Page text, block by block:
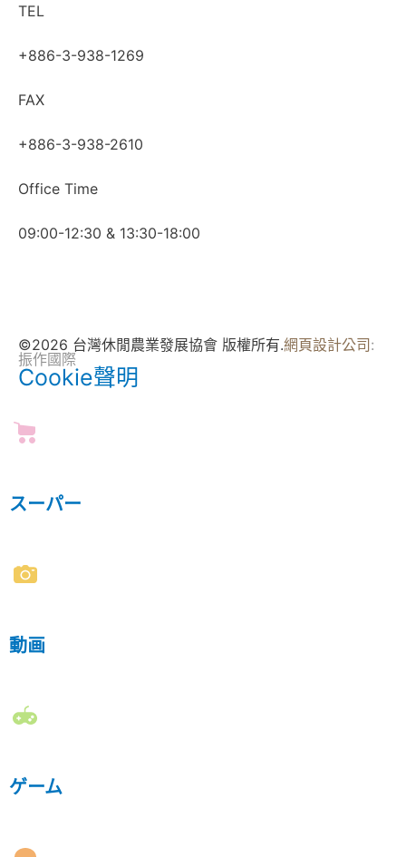
TEL
+886-3-938-1269
FAX
+886-3-938-2610
Office Time
09:00-12:30 & 13:30-18:00
©2026 台灣休閒農業發展協會 版權所有.網頁設計公司 :
振作國際
Cookie聲明
スーパー
動画
ゲーム